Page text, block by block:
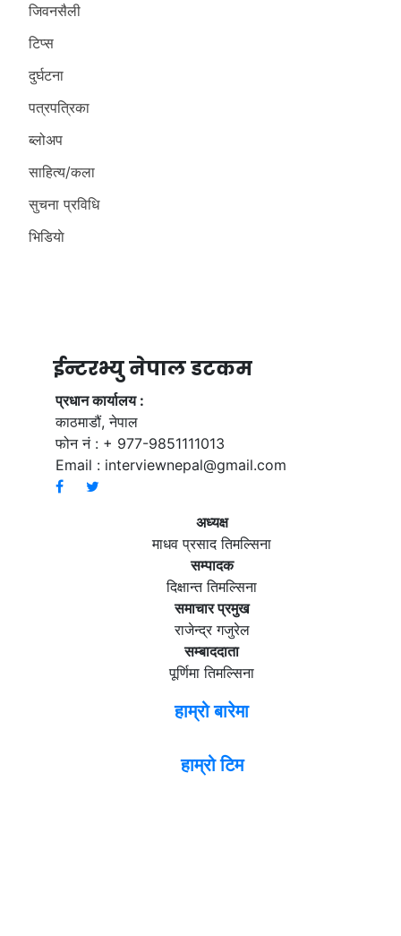
जिवनसैली
टिप्स
दुर्घटना
पत्रपत्रिका
ब्लोअप
साहित्य/कला
सुचना प्रविधि
भिडियाे
ईन्टरभ्यु नेपाल डटकम
प्रधान कार्यालय :
काठमाडौं, नेपाल
फोन नं : + 977-9851111013
Email : interviewnepal@gmail.com
अध्यक्ष
माधव प्रसाद तिमल्सिना
सम्पादक
दिक्षान्त तिमल्सिना
समाचार प्रमुख
राजेन्द्र गजुरेल
सम्बाददाता
पूर्णिमा तिमल्सिना
हाम्रो बारेमा
हाम्रो टिम